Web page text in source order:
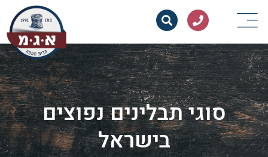
סוגי תבלינים נפוצים
בישראל